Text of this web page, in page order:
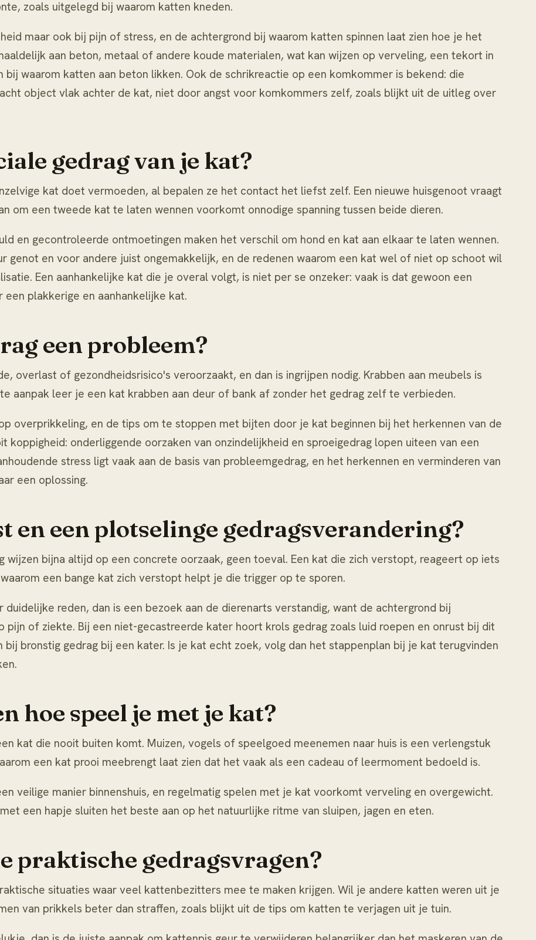
zoals uitgelegd bij waarom katten kneden.
maar ook bij pijn of stress, en de achtergrond bij waarom katten spinnen laat zien hoe je het
aan beton, metaal of andere koude materialen, wat kan wijzen op verveling, een tekort in
bij waarom katten aan beton likken. Ook de schrikreactie op een komkommer is bekend: die
object vlak achter de kat, niet door angst voor komkommers zelf, zoals blijkt uit de uitleg over
gedrag van je kat?
kat doet vermoeden, al bepalen ze het contact het liefst zelf. Een nieuwe huisgenoot vraagt
om een tweede kat te laten wennen voorkomt onnodige spanning tussen beide dieren.
en gecontroleerde ontmoetingen maken het verschil om hond en kat aan elkaar te laten wennen.
genot en voor andere juist ongemakkelijk, en de redenen waarom een kat wel of niet op schoot wil
Een aanhankelijke kat die je overal volgt, is niet per se onzeker: vaak is dat gewoon een
een plakkerige en aanhankelijke kat.
een probleem?
overlast of gezondheidsrisico's veroorzaakt, en dan is ingrijpen nodig. Krabben aan meubels is
aanpak leer je een kat krabben aan deur of bank afzonder het gedrag zelf te verbieden.
overprikkeling, en de tips om te stoppen met bijten door je kat beginnen bij het herkennen van de
koppigheid: onderliggende oorzaken van onzindelijkheid en sproeigedraglopen uiteen van een
stress ligt vaak aan de basis van probleemgedrag, en het herkennen en verminderen van
een oplossing.
en een plotselinge gedragsverandering?
wijzen bijna altijd op een concrete oorzaak, geen toeval. Een kat die zich verstopt, reageert op iets
waarom een bange kat zich verstopt helpt je die trigger op te sporen.
reden, dan is een bezoek aan de dierenarts verstandig, want de achtergrond bij
pijn of ziekte. Bij een niet-gecastreerde kater hoort krols gedrag zoals luid roepen en onrust bij dit
bij bronstig gedrag bij een kater. Is je kat echt zoek, volg dan het stappenplan bij je kat terugvinden
hoe speel je met je kat?
kat die nooit buiten komt. Muizen, vogels of speelgoed meenemen naar huis is een verlengstuk
een kat prooi meebrengt laat zien dat het vaak als een cadeau of leermoment bedoeld is.
veilige manier binnenshuis, en regelmatig spelen met je kat voorkomt verveling en overgewicht.
een hapje sluiten het beste aan op het natuurlijke ritme van sluipen, jagen en eten.
praktische gedragsvragen?
situaties waar veel kattenbezitters mee te maken krijgen. Wil je andere katten weren uit je
van prikkels beter dan straffen, zoals blijkt uit de tips om katten te verjagen uit je tuin.